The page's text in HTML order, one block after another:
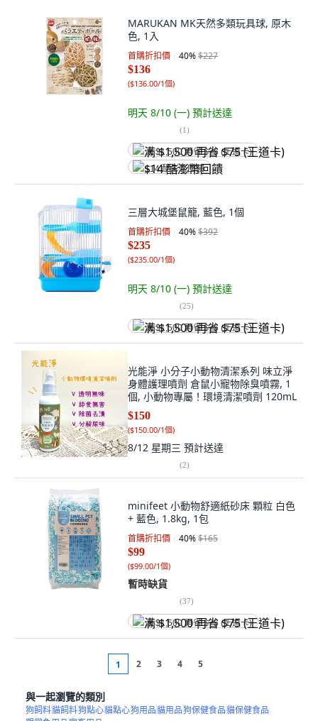
MARUKAN MK天然多類玩具球, 原木
色, 1入
首購折扣價 40%$227
$136
($136.00/1個)
明天 8/10 (一) 預計送達
(1)
满 $1,500 再省 $75 (王道卡)
$14 酷澎幣回饋
三層大城堡鼠籠, 藍色, 1個
首購折扣價 40%$392
$235
($235.00/1個)
明天 8/10 (一) 預計送達
(25)
满 $1,500 再省 $75 (王道卡)
光能淨 小分子小動物清潔系列 味立淨
身體護理噴劑 倉鼠小寵物除臭噴霧, 1
個, 小動物專屬！環境清潔噴劑 120mL
$150
($150.00/1個)
8/12 星期三 預計送達
(2)
minifeet 小動物舒適紙砂床 顆粒 白色
+ 藍色, 1.8kg, 1包
首購折扣價 40%$165
$99
($99.00/1個)
暫時缺貨
(37)
满 $1,500 再省 $75 (王道卡)
1 2 3 4 5
與一起瀏覽的類別
狗飼料貓飼料狗點心貓點心狗用品貓用品狗保健食品貓保健食品